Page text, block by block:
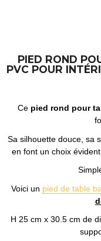
PIED ROND
PVC POUR
Ce pied rond pour
Sa silhouette douce, sa
en font un choix
Voici un pied de table
H 25 cm x 30.5 cm de